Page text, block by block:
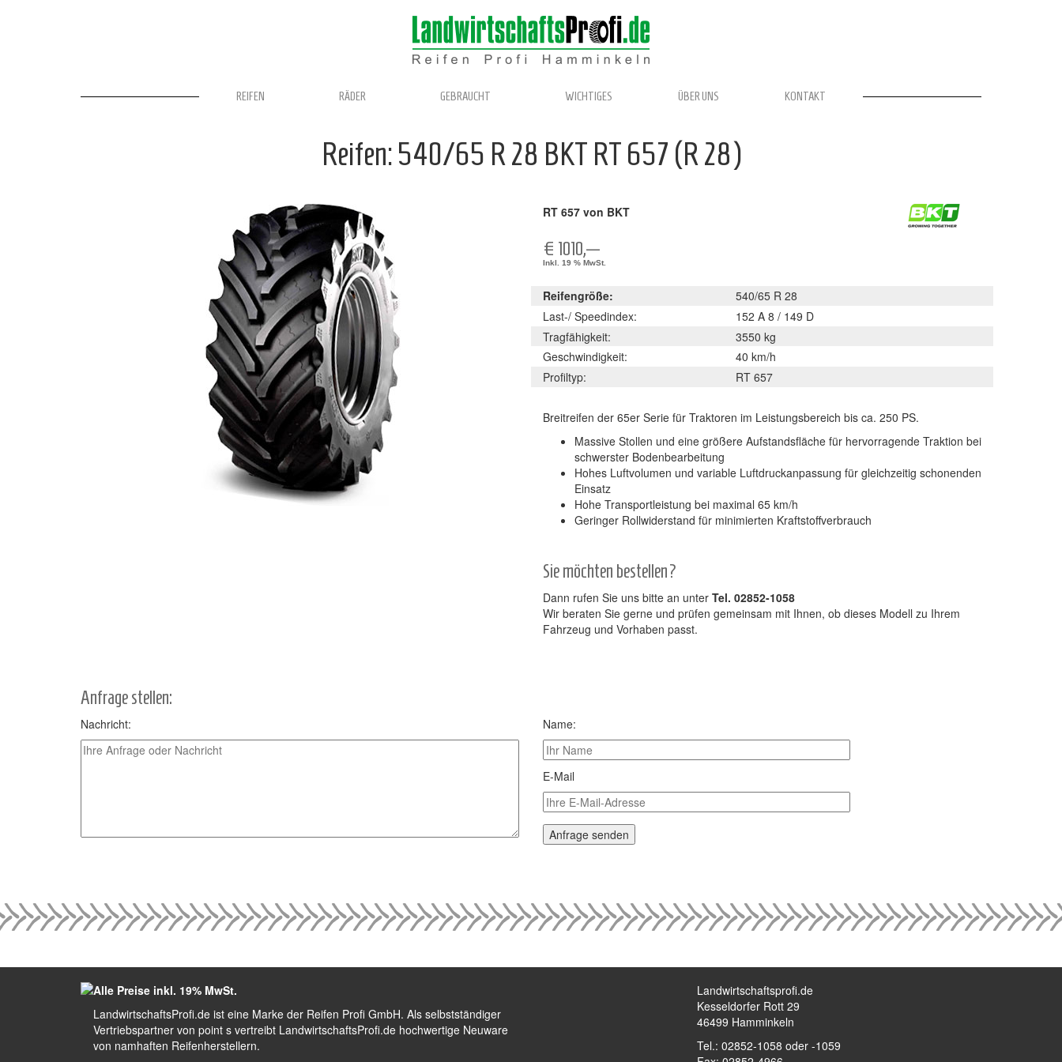
REIFEN RÄDER GEBRAUCHT WICHTIGES ÜBER UNS KONTAKT
Reifen: 540/65 R 28 BKT RT 657 (R 28)
RT 657 von BKT
€ 1010,—
Inkl. 19 % MwSt.
Reifengröße:
540/65 R 28
Last-/ Speedindex:
152 A 8 / 149 D
Tragfähigkeit:
3550 kg
Geschwindigkeit:
40 km/h
Profiltyp:
RT 657
Breitreifen der 65er Serie für Traktoren im Leistungsbereich bis ca. 250 PS.
Massive Stollen und eine größere Aufstandsfläche für hervorragende Traktion bei
schwerster Bodenbearbeitung
Hohes Luftvolumen und variable Luftdruckanpassung für gleichzeitig schonenden
Einsatz
Hohe Transportleistung bei maximal 65 km/h
Geringer Rollwiderstand für minimierten Kraftstoffverbrauch
Sie möchten bestellen?
Dann rufen Sie uns bitte an unter Tel. 02852-1058
Wir beraten Sie gerne und prüfen gemeinsam mit Ihnen, ob dieses Modell zu Ihrem
Fahrzeug und Vorhaben passt.
Anfrage stellen:
Nachricht: Name:
E-Mail
Alle Preise inkl. 19% MwSt.
LandwirtschaftsProfi.de ist eine Marke der Reifen Profi GmbH. Als selbstständiger
Vertriebspartner von point s vertreibt LandwirtschaftsProfi.de hochwertige Neuware
von namhaften Reifenherstellern.
Landwirtschaftsprofi.de
Kesseldorfer Rott 29
46499 Hamminkeln
Tel.: 02852-1058 oder -1059